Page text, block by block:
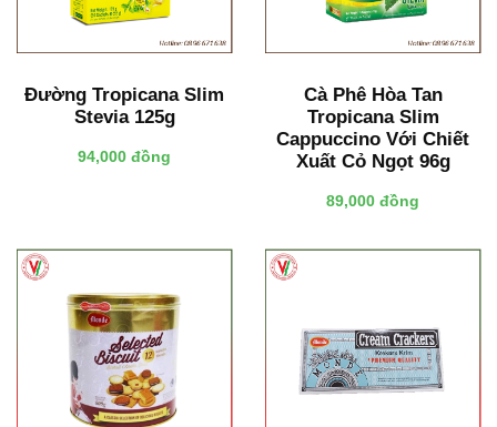
Đường Tropicana Slim
Stevia 125g
94,000 đồng
Cà Phê Hòa Tan
Tropicana Slim
Cappuccino Với Chiết
Xuất Cỏ Ngọt 96g
89,000 đồng